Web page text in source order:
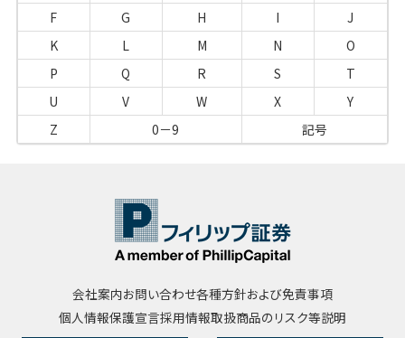
F
G H I
J
K
L M N
O
P
Q R S
T
U
V W X
Y
Z
0－9 記号
会社案内お問い合わせ各種方針および免責事項
個人情報保護宣言採用情報取扱商品のリスク等説明